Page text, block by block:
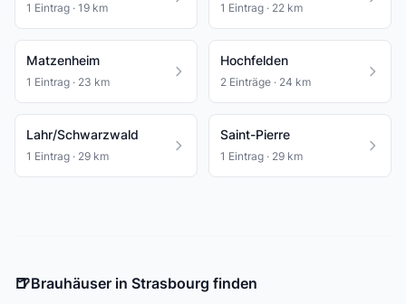
1 Eintrag · 19 km 1 Eintrag · 22 km
Matzenheim
1 Eintrag · 23 km
Hochfelden
2 Einträge · 24 km
Lahr/Schwarzwald
1 Eintrag · 29 km
Saint-Pierre
1 Eintrag · 29 km
🍺Brauhäuser in Strasbourg finden